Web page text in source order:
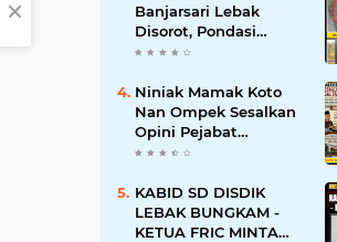
Banjarsari Lebak
Disorot, Pondasi
Diduga Terisi Tanah,
Sanksi Berat Hingga
Pidana
Niniak Mamak Koto
Nan Ompek Sesalkan
Opini Pejabat
Payakumbuh Soal
Jabatan
KABID SD DISDIK
LEBAK BUNGKAM -
KETUA FRIC MINTA
×